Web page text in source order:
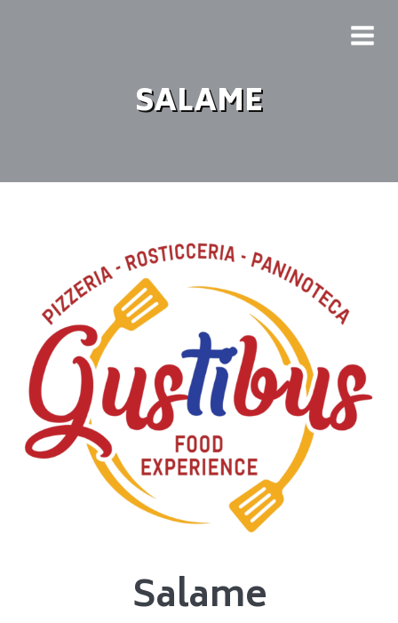
SALAME
Salame